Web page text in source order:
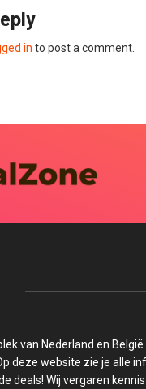
in to post a comment.
van Nederland en
deze website zie je alle
deals! Wij vergaren